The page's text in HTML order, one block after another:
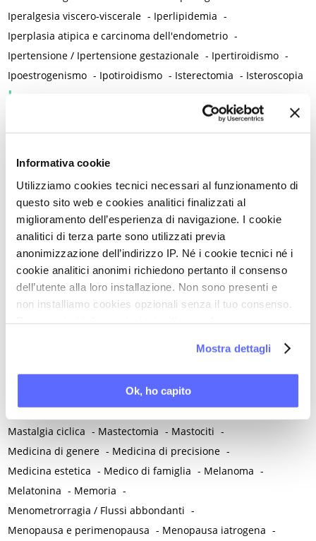
Informativa cookie
Utilizziamo cookies tecnici necessari al funzionamento di
questo sito web e cookies analitici finalizzati al
miglioramento dell’esperienza di navigazione. I cookie
analitici di terza parte sono utilizzati previa
anonimizzazione dell’indirizzo IP. Né i cookie tecnici né i
cookie analitici anonimi richiedono pertanto il consenso
dell’utente alla loro installazione. Non sono presenti e
non installiamo cookies opzionali senza il tuo consenso.
Mostra dettagli
Ok, ho capito
Iperalgesia viscero-viscerale - Iperlipidemia -
Iperplasia atipica e carcinoma dell'endometrio -
Ipertensione / Ipertensione gestazionale - Ipertiroidismo -
Ipoestrogenismo - Ipotiroidismo - Isterectomia - Isteroscopia
L
-Lattoferrina
Legislazione -
Lockdown
Long Covid Lubrificazione vaginale
-
Lupus eritematoso sistemico -Luteolina -Lutto
M
Magnesio -Mal di schiena -Malattia infiammatoria cronica
Malattia infiammatoria pelvica -Malattia reumatica -
Malattie autoimmuni
Malattie neurologiche -
Malattie neuropsichiatriche -Malattie reumatiche -
Malattie sessualmente trasmesse -Malnutrizione
Mammografia -Manovra di Kristeller -Massaggio perineale
Mastalgia ciclica - Mastectomia - Mastociti -
Medicina di genere - Medicina di precisione -
Medicina estetica - Medico di famiglia - Melanoma -
Melatonina - Memoria -
Menometrorragia / Flussi abbondanti -
Menopausa e perimenopausa - Menopausa iatrogena -